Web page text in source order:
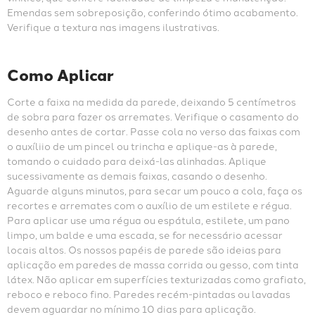
Emendas sem sobreposição, conferindo ótimo acabamento.
Verifique a textura nas imagens ilustrativas.
Como Aplicar
Corte a faixa na medida da parede, deixando 5 centímetros
de sobra para fazer os arremates. Verifique o casamento do
desenho antes de cortar. Passe cola no verso das faixas com
o auxíliio de um pincel ou trincha e aplique-as à parede,
tomando o cuidado para deixá-las alinhadas. Aplique
sucessivamente as demais faixas, casando o desenho.
Aguarde alguns minutos, para secar um pouco a cola, faça os
recortes e arremates com o auxílio de um estilete e régua.
Para aplicar use uma régua ou espátula, estilete, um pano
limpo, um balde e uma escada, se for necessário acessar
locais altos. Os nossos papéis de parede são ideias para
aplicação em paredes de massa corrida ou gesso, com tinta
látex. Não aplicar em superfícies texturizadas como grafiato,
reboco e reboco fino. Paredes recém-pintadas ou lavadas
devem aguardar no mínimo 10 dias para aplicação.